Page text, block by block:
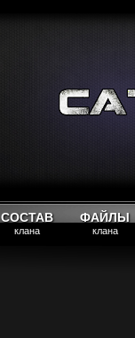
СОСТАВ
клана
ФАЙЛЫ
клана